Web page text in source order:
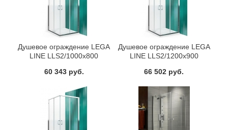
Душевое ограждение LEGA
LINE LLS2/1000х800
02
60 343 руб.
Душевое ограждение LEGA
LINE LLS2/1200х900
02
66 502 руб.